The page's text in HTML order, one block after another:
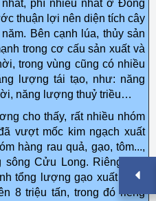
phì nhiêu nhất ở Đông
thuận lợi nên diện tích cây
Bên cạnh lúa, thủy sản
trong cơ cấu sản xuất và
trong vùng cũng có nhiều
lượng tái tạo, như: năng
năng lượng thuỷ triều…
cho thấy, rất nhiều nhóm
vượt mốc kim ngạch xuất
hàng rau quả, gạo, tôm...,
Cửu Long. Riêng mặt
tổng lượng gạo xuất khẩu
8 triệu tấn, trong đó riêng